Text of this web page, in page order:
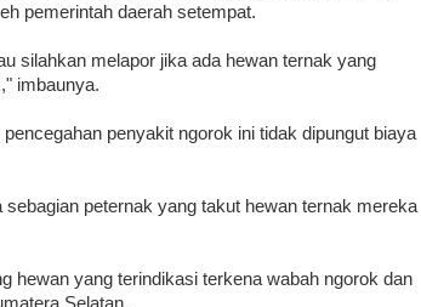
pemerintah daerah setempat.
silahkan melapor jika ada hewan ternak yang
imbaunya.
penyakit ngorok ini tidak dipungut biaya
peternak yang takut hewan ternak mereka
hewan yang terindikasi terkena wabah ngorok dan